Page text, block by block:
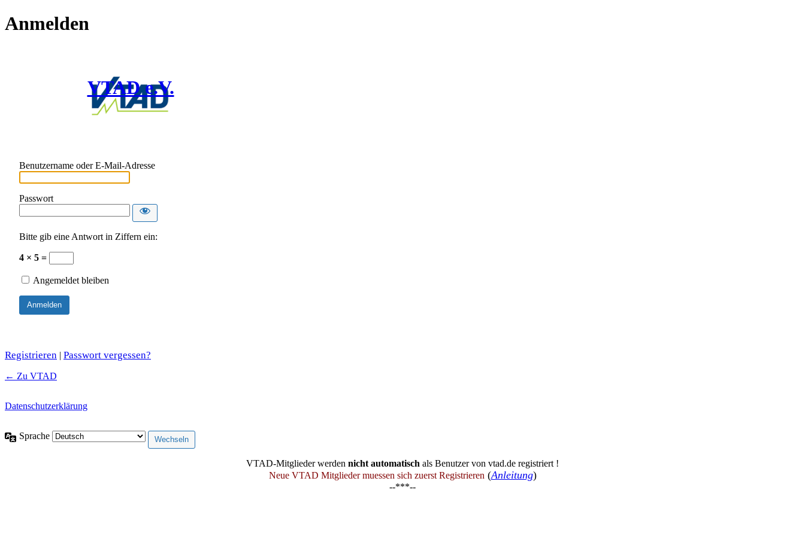
Anmelden
VTAD e.V.
Benutzername oder E-Mail-Adresse
Passwort
Bitte gib eine Antwort in Ziffern ein:
4 × 5 =
Angemeldet bleiben
Registrieren | Passwort vergessen?
← Zu VTAD
Datenschutzerklärung
Sprache
VTAD-Mitglieder werden nicht automatisch als Benutzer von vtad.de registriert !
Neue VTAD Mitglieder muessen sich zuerst Registrieren(Anleitung)
--***--